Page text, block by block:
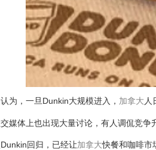
为，一旦Dunkin大规模进入， 加拿大 人
媒体上也出现大量讨论，有人调侃竞争
回归，已经让加拿大快餐和咖啡市